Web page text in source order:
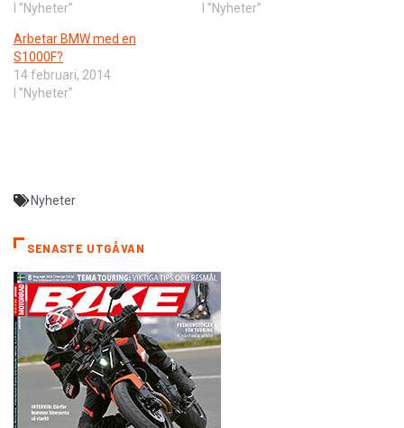
I ”Nyheter”
I ”Nyheter”
Arbetar BMW med en
S1000F?
14 februari, 2014
I ”Nyheter”
Nyheter
SENASTE UTGÅVAN